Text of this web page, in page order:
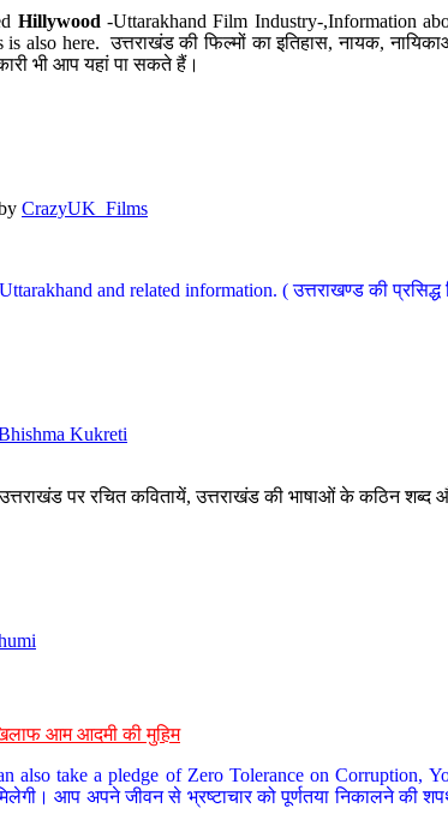
Hillywood-Uttarakhand Film Industry-,Information
here. उत्तराखंड की फिल्मों का इतिहास, नायक,
भी आप यहां पा सकते हैं।
CrazyUK_Films
and related information. ( उत्तराखण्ड की प्रसिद्ध
Kukreti
पर रचित कवितायें, उत्तराखंड की भाषाओं के कठिन शब्द
आम आदमी की मुहिम
take a pledge of Zero Tolerance on Corruption,
आप अपने जीवन से भ्रष्टाचार को पूर्णतया निकालने की